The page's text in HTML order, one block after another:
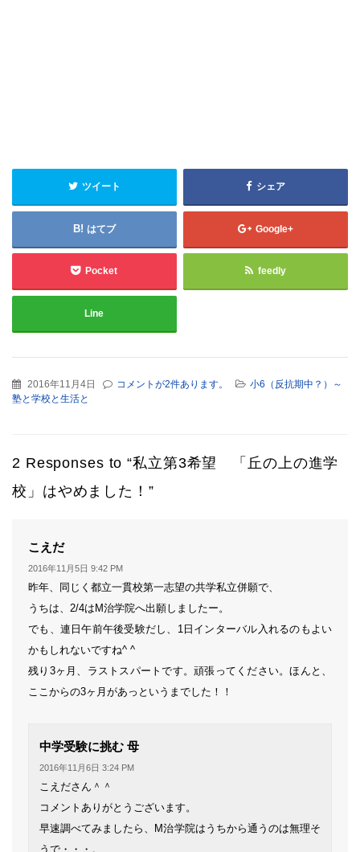
ツイート シェア
はてブ Google+
Pocket feedly
Line
2016年11月4日 コメントが2件あります。
小6（反抗期中？）～
塾と学校と生活と
2 Responses to “私立第3希望 「丘の上の進学
校」はやめました！”
こえだよ
り:
2016年11月5日 9:42 PM
昨年、同じく都立一貫校第一志望の共学私立併願で、
うちは、2/4はM治学院へ出願しましたー。
でも、連日午前午後受験だし、1日インターバル入れるのもよい
かもしれないですね^ ^
残り3ヶ月、ラストスパートです。頑張ってください。ほんと、
ここからの3ヶ月があっというまでした！！
中学受験に挑む 母
2016年11月6日 3:24 PM
こえださん＾＾
コメントありがとうございます。
早速調べてみましたら、M治学院はうちから通うのは無理そ
うで・・・。